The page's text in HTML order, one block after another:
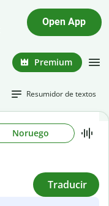
Open App
Premium
Resumidor de textos
Noruego
Traducir